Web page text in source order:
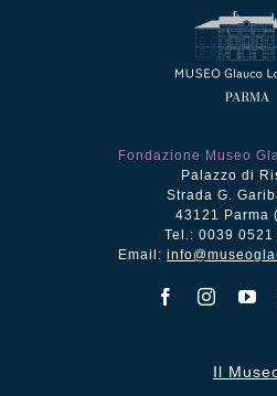
Fondazione Museo
Palazzo di
Strada G.
43121 Parma
Tel.: 0039 0521
Email:
Il